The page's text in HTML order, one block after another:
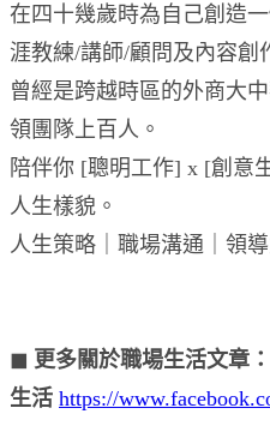
在四十幾歲時為自己創造
涯教練/講師/顧問及內容創
曾經是跨越時區的外商大
領團隊上百人。
陪伴你 [聰明工作] x [創意
人生樣貌。
人生策略｜職場溝通｜領
◼︎ 更多關於職場生活文章
生活 https://